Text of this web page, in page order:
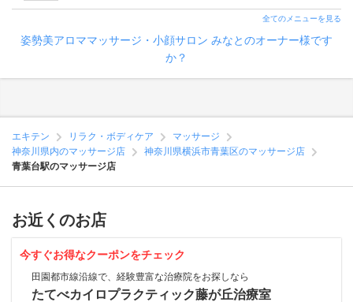
全てのメニューを見る
姿勢美アロママッサージ・小顔サロン みなとのオーナー様です
か？
エキテン リラク・ボディケア
マッサージ
神奈川県内のマッサージ店
神奈川県横浜市青葉区のマッサージ店
青葉台駅のマッサージ店
お近くのお店
今すぐお得なクーポンをチェック
田園都市線沿線で、経験豊富な治療院をお探しなら
たてべカイロプラクティック藤が丘治療室